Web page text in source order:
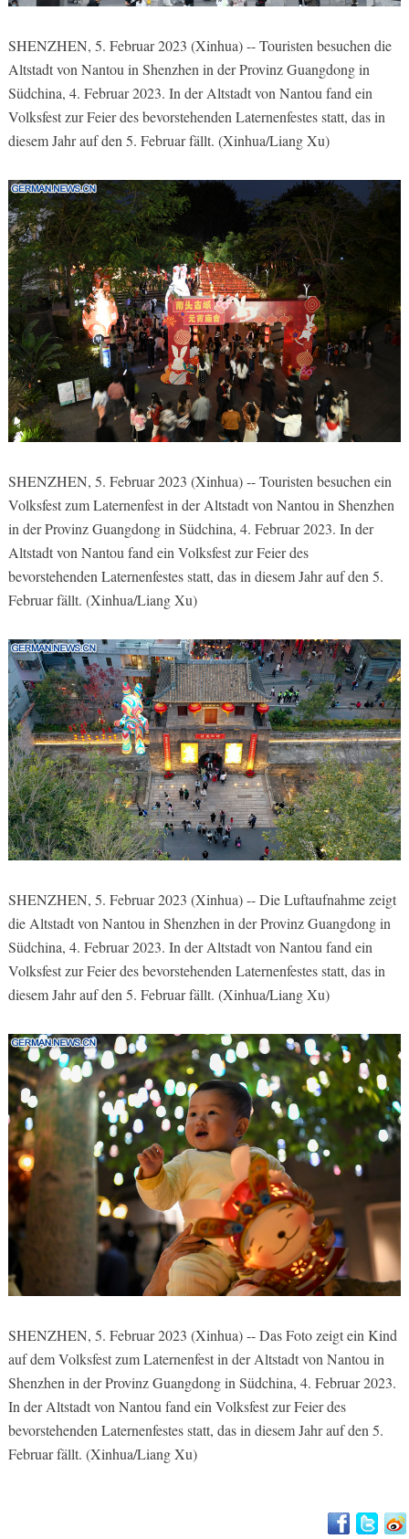
SHENZHEN, 5. Februar 2023 (Xinhua) -- Touristen besuchen die
Altstadt von Nantou in Shenzhen in der Provinz Guangdong in
Südchina, 4. Februar 2023. In der Altstadt von Nantou fand ein
Volksfest zur Feier des bevorstehenden Laternenfestes statt, das in
diesem Jahr auf den 5. Februar fällt. (Xinhua/Liang Xu)
SHENZHEN, 5. Februar 2023 (Xinhua) -- Touristen besuchen ein
Volksfest zum Laternenfest in der Altstadt von Nantou in Shenzhen
in der Provinz Guangdong in Südchina, 4. Februar 2023. In der
Altstadt von Nantou fand ein Volksfest zur Feier des
bevorstehenden Laternenfestes statt, das in diesem Jahr auf den 5.
Februar fällt. (Xinhua/Liang Xu)
SHENZHEN, 5. Februar 2023 (Xinhua) -- Die Luftaufnahme zeigt
die Altstadt von Nantou in Shenzhen in der Provinz Guangdong in
Südchina, 4. Februar 2023. In der Altstadt von Nantou fand ein
Volksfest zur Feier des bevorstehenden Laternenfestes statt, das in
diesem Jahr auf den 5. Februar fällt. (Xinhua/Liang Xu)
SHENZHEN, 5. Februar 2023 (Xinhua) -- Das Foto zeigt ein Kind
auf dem Volksfest zum Laternenfest in der Altstadt von Nantou in
Shenzhen in der Provinz Guangdong in Südchina, 4. Februar 2023.
In der Altstadt von Nantou fand ein Volksfest zur Feier des
bevorstehenden Laternenfestes statt, das in diesem Jahr auf den 5.
Februar fällt. (Xinhua/Liang Xu)